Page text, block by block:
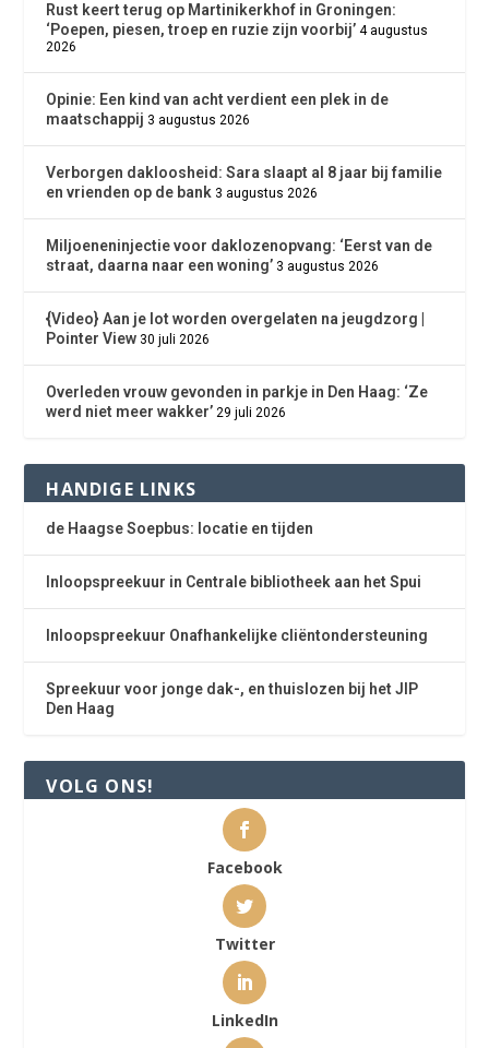
Rust keert terug op Martinikerkhof in Groningen:
‘Poepen, piesen, troep en ruzie zijn voorbij’ 4 augustus
2026
Opinie: Een kind van acht verdient een plek in de
maatschappij 3 augustus 2026
Verborgen dakloosheid: Sara slaapt al 8 jaar bij familie
en vrienden op de bank 3 augustus 2026
Miljoeneninjectie voor daklozenopvang: ‘Eerst van de
straat, daarna naar een woning’ 3 augustus 2026
{Video} Aan je lot worden overgelaten na jeugdzorg |
Pointer View 30 juli 2026
Overleden vrouw gevonden in parkje in Den Haag: ‘Ze
werd niet meer wakker’ 29 juli 2026
HANDIGE LINKS
de Haagse Soepbus: locatie en tijden
Inloopspreekuur in Centrale bibliotheek aan het Spui
Inloopspreekuur Onafhankelijke cliëntondersteuning
Spreekuur voor jonge dak-, en thuislozen bij het JIP
Den Haag
VOLG ONS!
Facebook
Twitter
LinkedIn